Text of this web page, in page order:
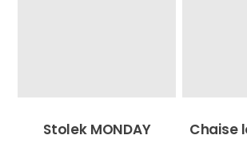
Stolek MONDAY Chaise